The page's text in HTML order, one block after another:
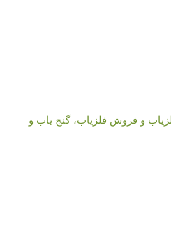
و فروش فلزیاب، گنج یاب و